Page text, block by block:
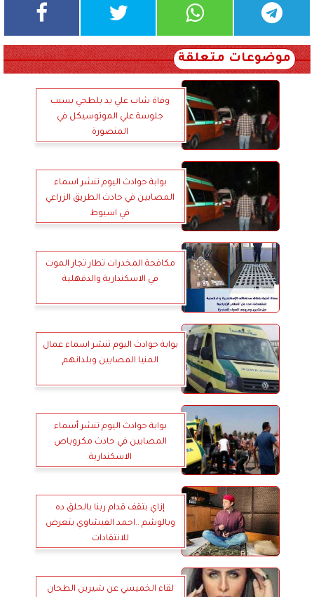
موضوعات متعلقة
وفاة شاب علي يد بلطجي بسبب
جلوسة علي الموتوسيكل في
المنصورة
بوابة حوادث اليوم تنشر اسماء
المصابين في حادث الطريق الزراعي
في اسيوط
مكافحة المخدرات تطار تجار الموت
في الاسكندارية والدقهلية
بوابة حوادث اليوم تنشر اسماء عمال
المنيا المصابين وبلدانهم
بوابة حوادث اليوم تنشر أسماء
المصابين في حادث مكروباص
الاسكندارية
إزاي بتقف قدام ربنا بالحلق ده
وبالوشم ..احمد الفيشاوي يتعرض
للانتقادات
لقاء الخميسي عن شيرين الطحان